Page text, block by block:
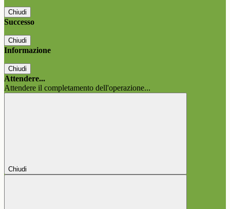
Chiudi
Successo
Chiudi
Informazione
Chiudi
Attendere...
Attendere il completamento dell'operazione...
Chiudi